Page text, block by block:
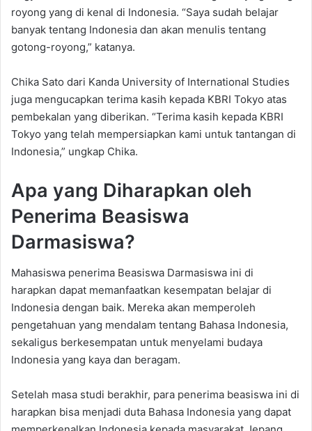
royong yang di kenal di Indonesia. “Saya sudah belajar
banyak tentang Indonesia dan akan menulis tentang
gotong-royong,” katanya.
Chika Sato dari Kanda University of International Studies
juga mengucapkan terima kasih kepada KBRI Tokyo atas
pembekalan yang diberikan. “Terima kasih kepada KBRI
Tokyo yang telah mempersiapkan kami untuk tantangan di
Indonesia,” ungkap Chika.
Apa yang Diharapkan oleh
Penerima Beasiswa
Darmasiswa?
Mahasiswa penerima Beasiswa Darmasiswa ini di
harapkan dapat memanfaatkan kesempatan belajar di
Indonesia dengan baik. Mereka akan memperoleh
pengetahuan yang mendalam tentang Bahasa Indonesia,
sekaligus berkesempatan untuk menyelami budaya
Indonesia yang kaya dan beragam.
Setelah masa studi berakhir, para penerima beasiswa ini di
harapkan bisa menjadi duta Bahasa Indonesia yang dapat